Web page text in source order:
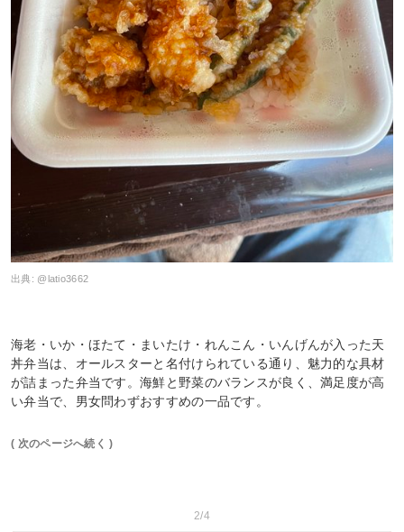
出典: @latio3662
海老・いか・ほたて・まいたけ・れんこん・いんげんが入った天
丼弁当は、オールスターと名付けられている通り、魅力的な具材
が詰まった弁当です。海鮮と野菜のバランスが良く、満足度が高
い弁当で、男女問わずおすすめの一品です。
( 次のページへ続く )
2/4